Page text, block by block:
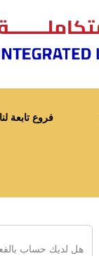
فروع تابعة لنا
هل لديك حساب